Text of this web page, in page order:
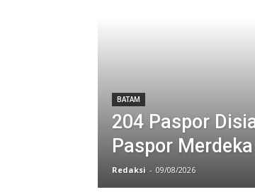
BATAM
204 Paspor
Paspor
Redaksi - 09/08/2026